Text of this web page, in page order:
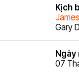
Kịch
Gary
Ngày
07